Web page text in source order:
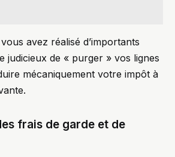
avez réalisé d’importants
judicieux de « purger » vos lignes
mécaniquement votre impôt à
frais de garde et de